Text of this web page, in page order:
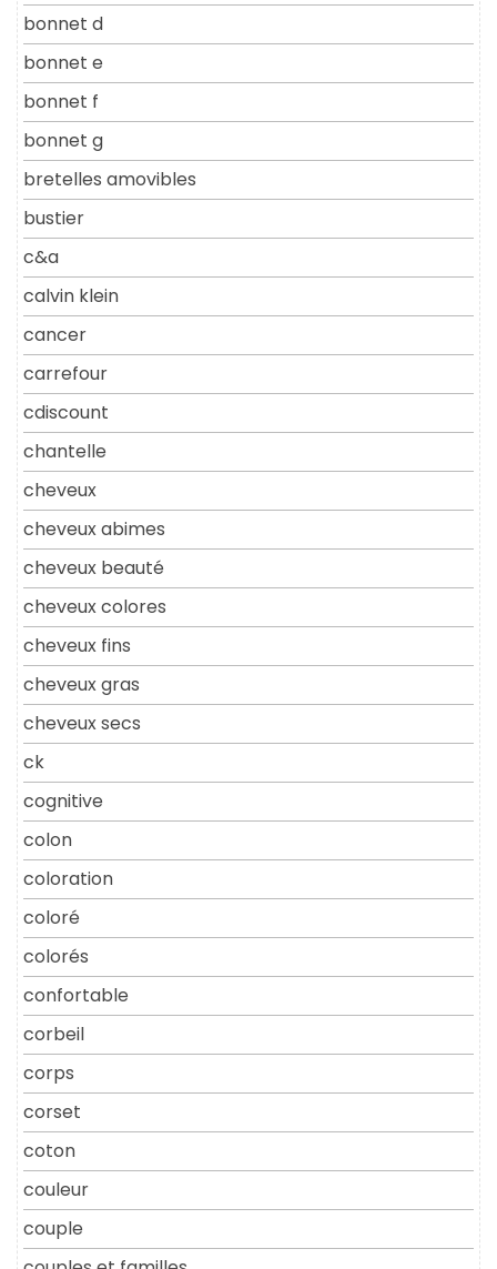
bonnet d
bonnet e
bonnet f
bonnet g
bretelles amovibles
bustier
c&a
calvin klein
cancer
carrefour
cdiscount
chantelle
cheveux
cheveux abimes
cheveux beauté
cheveux colores
cheveux fins
cheveux gras
cheveux secs
ck
cognitive
colon
coloration
coloré
colorés
confortable
corbeil
corps
corset
coton
couleur
couple